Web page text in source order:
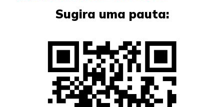
Sugira uma pauta: